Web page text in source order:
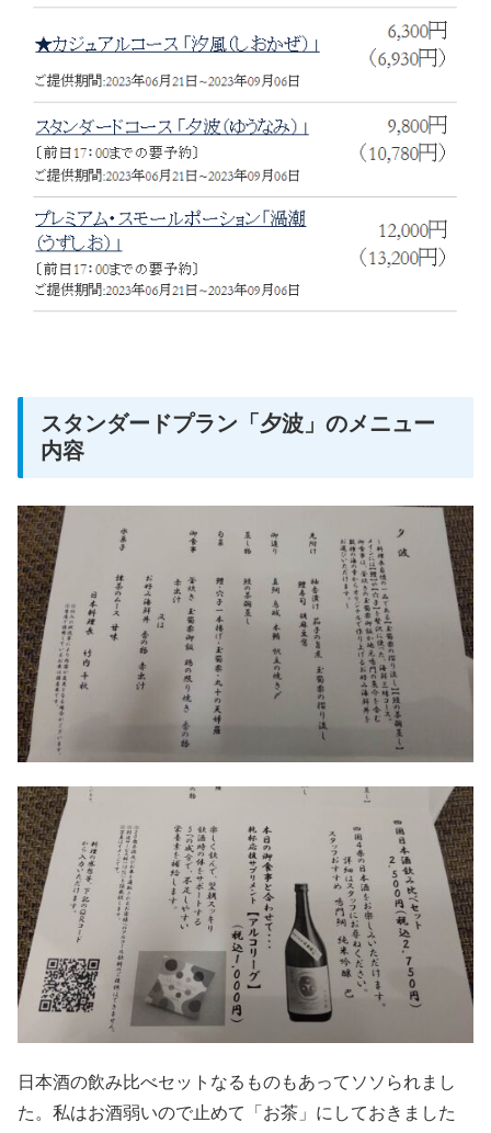
スタンダードプラン「夕波」のメニュー
内容
日本酒の飲み比べセットなるものもあってソソられまし
た。私はお酒弱いので止めて「お茶」にしておきました